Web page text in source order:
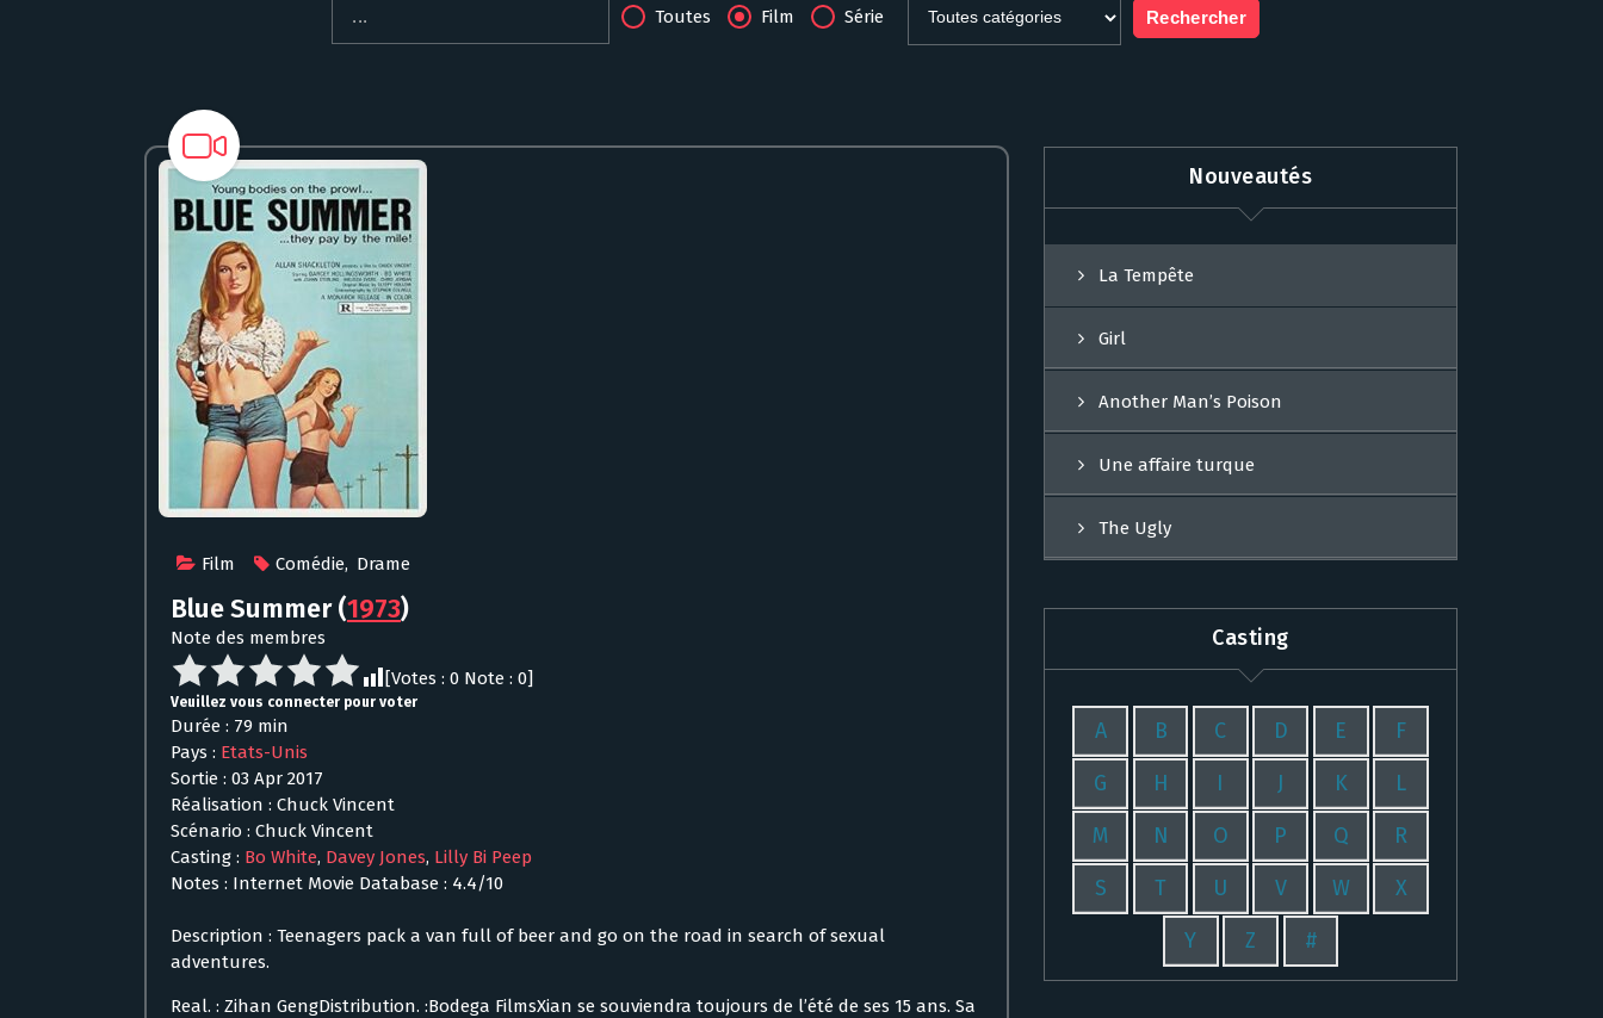
Toutes Film Série
Film Comédie, Drame
Blue Summer(1973)
Note des membres
[Votes : 0 Note : 0]
Veuillez vous connecter pour voter
Durée : 79 min
Pays : Etats-Unis
Sortie : 03 Apr 2017
Réalisation : Chuck Vincent
Scénario : Chuck Vincent
Casting : Bo White, Davey Jones, Lilly Bi Peep
Notes : Internet Movie Database : 4.4/10
Description : Teenagers pack a van full of beer and go on the road in search of sexual
adventures.
Real. : Zihan GengDistribution. :Bodega FilmsXian se souviendra toujours de l’été de ses 15 ans. Sa
Nouveautés
La Tempête
Girl
Another Man’s Poison
Une affaire turque
The Ugly
Casting
A B C D E F
G H I J K L
M N O P Q R
S T U V W X
Y Z #